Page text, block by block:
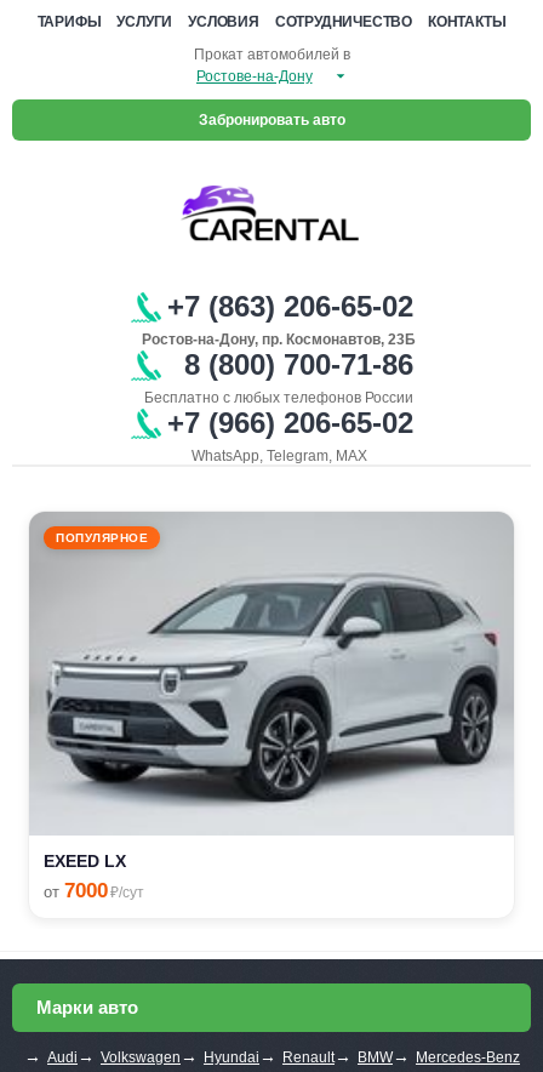
ТАРИФЫ УСЛУГИ УСЛОВИЯ СОТРУДНИЧЕСТВО
КОНТАКТЫ
Прокат автомобилей в
Забронировать авто
+7 (863) 206-65-02
Ростов-на-Дону, пр. Космонавтов, 23Б
8 (800) 700-71-86
Бесплатно с любых телефонов России
+7 (966) 206-65-02
WhatsApp, Telegram, MAX
ПОПУЛЯРНОЕ
EXEED LX
от 7000₽/сут
Марки авто
→ Audi → Volkswagen → Hyundai → Renault→ BMW→ Mercedes-Benz